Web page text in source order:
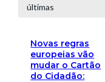
últimas
Novas regras
europeias vão
mudar o Cartão
do Cidadão: